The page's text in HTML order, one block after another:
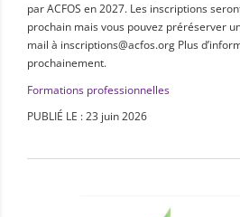
par ACFOS en 2027. Les inscriptions
prochain mais vous pouvez préréserver
mail à inscriptions@acfos.org Plus
prochainement.
Formations professionnelles
PUBLIÉ LE : 23 juin 2026